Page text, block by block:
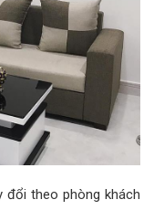
đổi theo phòng khách